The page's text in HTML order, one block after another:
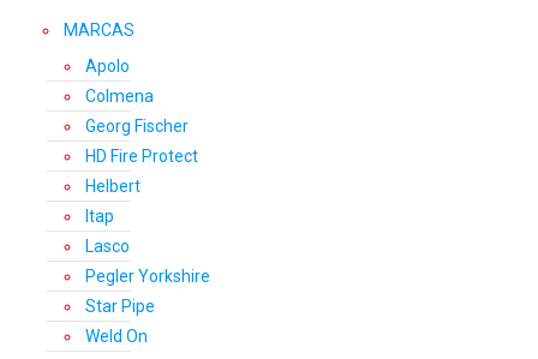
producto
MARCAS
Apolo
Colmena
Georg Fischer
HD Fire Protect
Helbert
Itap
Lasco
Pegler Yorkshire
Star Pipe
Weld On